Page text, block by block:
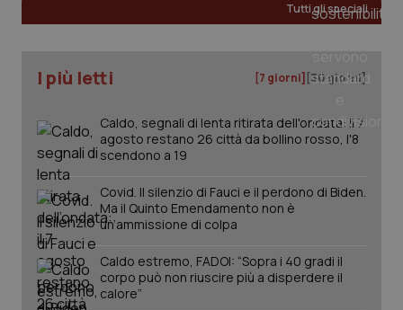
Tutti gli speciali
I più letti [7 giorni] [30 giorni]
Caldo, segnali di lenta ritirata dell'ondata: il 7
agosto restano 26 città da bollino rosso, l'8
scendono a 19
Covid. Il silenzio di Fauci e il perdono di Biden.
Ma il Quinto Emendamento non è
un’ammissione di colpa
Caldo estremo, FADOI: “Sopra i 40 gradi il
corpo può non riuscire più a disperdere il
calore”
tracking-sites-ironfish-
session-id
www.quotidianosanita.it